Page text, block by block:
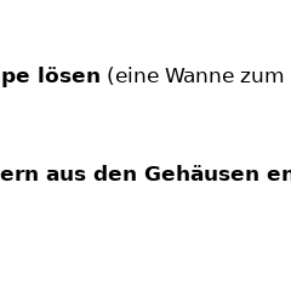
lösen (eine Wanne
aus den Gehäusen